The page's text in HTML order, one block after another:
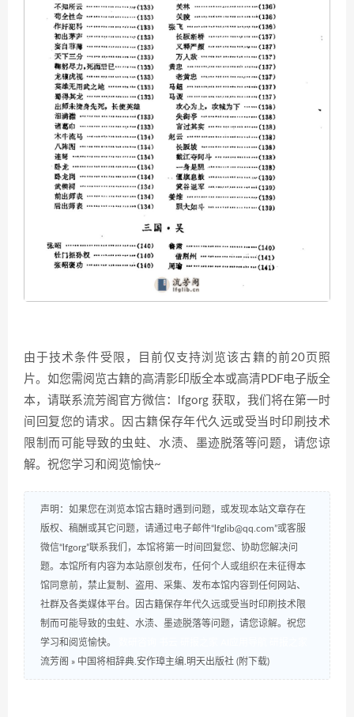
由于技术条件受限，目前仅支持浏览该古籍的前20页照
片。如您需阅览古籍的高清影印版全本或高清PDF电子版全
本，请联系流芳阁官方微信：lfgorg 获取，我们将在第一时
间回复您的请求。因古籍保存年代久远或受当时印刷技术
限制而可能导致的虫蛀、水渍、墨迹脱落等问题，请您谅
解。祝您学习和阅览愉快~
声明：如果您在浏览本馆古籍时遇到问题，或发现本站文章存在
版权、稿酬或其它问题，请通过电子邮件“lfglib@qq.com”或客服
微信“lfgorg”联系我们，本馆将第一时间回复您、协助您解决问
题。本馆所有内容为本站原创发布，任何个人或组织在未征得本
馆同意前，禁止复制、盗用、采集、发布本馆内容到任何网站、
社群及各类媒体平台。因古籍保存年代久远或受当时印刷技术限
制而可能导致的虫蛀、水渍、墨迹脱落等问题，请您谅解。祝您
学习和阅览愉快。
流芳阁 » 中国将相辞典.安作璋主编.明天出版社 (附下载)